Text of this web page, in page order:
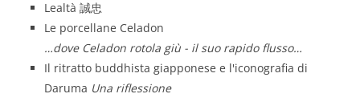
Lealtà 誠忠
Le porcellane Celadon
…dove Celadon rotola giù - il suo rapido flusso…
Il ritratto buddhista giapponese e l'iconografia di
Daruma Una riflessione